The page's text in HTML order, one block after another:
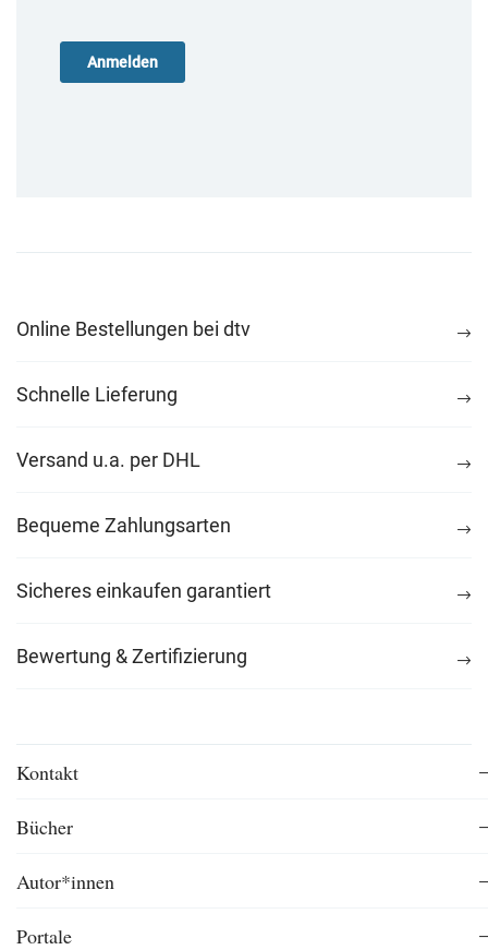
Online Bestellungen bei dtv
Schnelle Lieferung
Versand u.a. per DHL
Bequeme Zahlungsarten
Sicheres einkaufen garantiert
Bewertung & Zertifizierung
Kontakt
Bücher
Autor*innen
Portale